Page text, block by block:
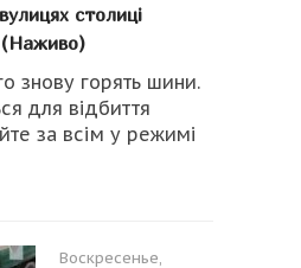
столиці
(Наживо)
знову горять шини.
для відбиття
за всім у режимі
Воскресенье,